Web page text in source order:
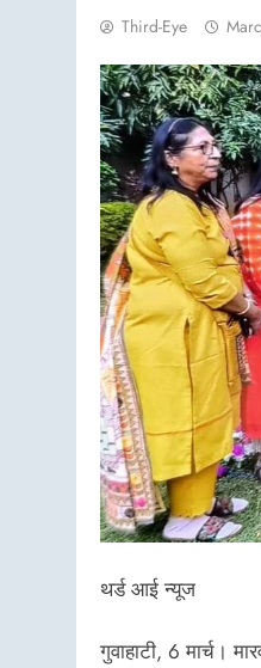
Third-Eye
थर्ड आई न्यूज
गुवाहाटी, 6 मार्च।